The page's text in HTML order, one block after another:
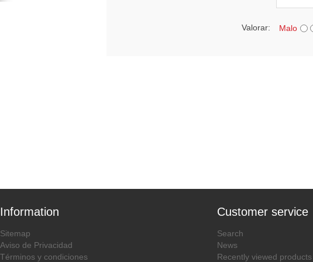
Valorar: Malo
Information
Sitemap
Aviso de Privacidad
Términos y condiciones
Customer service
Search
News
Recently viewed products